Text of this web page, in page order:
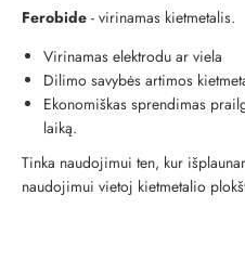
Ferobide - virinamas kietmetalis.
Virinamas elektrodu ar viela
Dilimo savybės artimos
Ekonomiškas sprendimas
laiką.
Tinka naudojimui ten, kur
naudojimui vietoj kietmetalio